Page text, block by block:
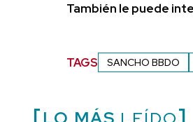
También le puede
TAGS SANCHO BBDO